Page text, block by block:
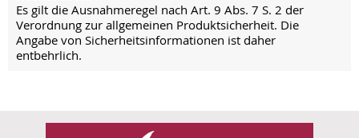
Es gilt die Ausnahmeregel nach Art. 9 Abs. 7 S. 2 der
Verordnung zur allgemeinen Produktsicherheit. Die
Angabe von Sicherheitsinformationen ist daher
entbehrlich.